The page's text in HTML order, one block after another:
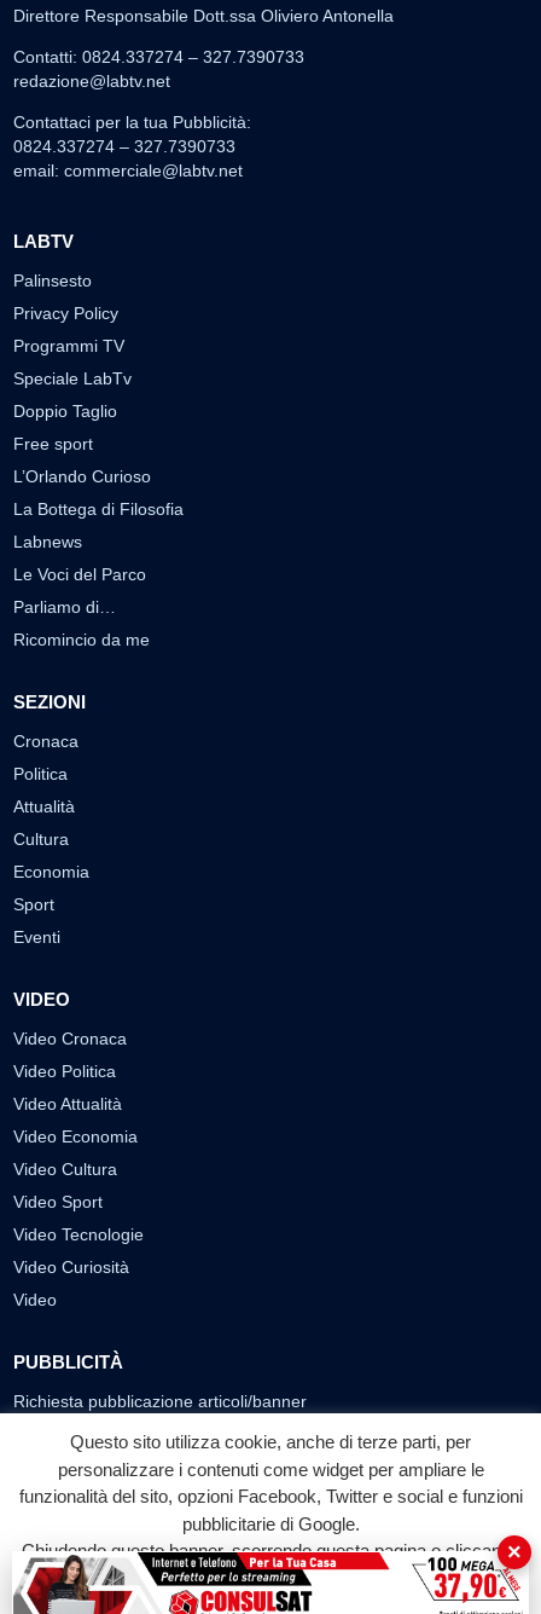
Direttore Responsabile Dott.ssa Oliviero Antonella
Contatti: 0824.337274 – 327.7390733
redazione@labtv.net
Contattaci per la tua Pubblicità:
0824.337274 – 327.7390733
email: commerciale@labtv.net
LABTV
Palinsesto
Privacy Policy
Programmi TV
Speciale LabTv
Doppio Taglio
Free sport
L’Orlando Curioso
La Bottega di Filosofia
Labnews
Le Voci del Parco
Parliamo di…
Ricomincio da me
SEZIONI
Cronaca
Politica
Attualità
Cultura
Economia
Sport
Eventi
VIDEO
Video Cronaca
Video Politica
Video Attualità
Video Economia
Video Cultura
Video Sport
Video Tecnologie
Video Curiosità
Video
PUBBLICITÀ
Richiesta pubblicazione articoli/banner
SEGUICI SUI SOCIAL
f
Facebook
◎ ▶
YouTube
Questo sito utilizza cookie, anche di terze parti, per
personalizzare i contenuti come widget per ampliare le
funzionalità del sito, opzioni Facebook, Twitter e social e funzioni
pubblicitarie di Google.
Chiudendo questo banner, scorrendo questa pagina o cliccando
su qualunque suo elemento acconsenti all'uso dei cookie.
×